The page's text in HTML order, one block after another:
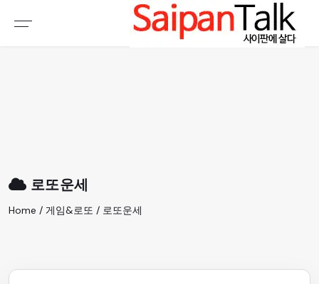
로또운세
Home / 게임&로또 / 로또운세
여행정보
생활정보
갤러리 & 동영상